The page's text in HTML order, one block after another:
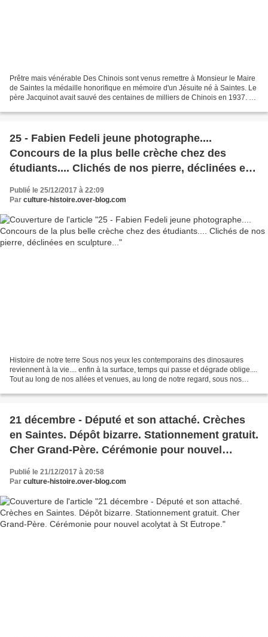
Prêtre mais vénérable Des Chinois sont venus remettre à Monsieur le Maire
de Saintes la médaille honorifique en mémoire d'un Jésuite né à Saintes. Le
père Jacquinot avait sauvé des centaines de milliers de Chinois en 1937. Au
25 - Fabien Fedeli jeune photographe....
Concours de la plus belle crèche chez des
étudiants.... Clichés de nos pierre, déclinées en
sculpture...
Publié le 25/12/2017 à 22:09
Par culture-histoire.over-blog.com
Histoire de notre terre Sous nos yeux les contemporains des dinosaures
reviennent à la vie.... enfin à la surface, temps qui passe et dégrade oblige....
Tout au long de nos allées et venues, au long de notre regard, sous nos
21 décembre - Député et son attaché. Crèches
en Saintes. Dépôt bizarre. Stationnement gratuit.
Cher Grand-Père. Cérémonie pour nouvel
Publié le 21/12/2017 à 20:58
Par culture-histoire.over-blog.com